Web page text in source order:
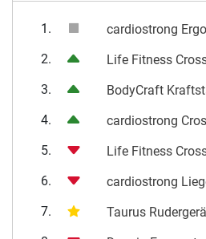
1.
cardiostrong
2.
Life Fitness
3.
BodyCraft
4.
cardiostrong
5.
Life Fitness
6.
cardiostrong
7.
Taurus